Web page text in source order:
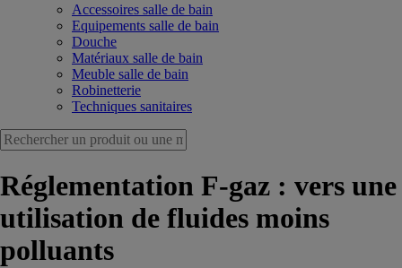
Accessoires salle de bain
Equipements salle de bain
Douche
Matériaux salle de bain
Meuble salle de bain
Robinetterie
Techniques sanitaires
Réglementation F-gaz : vers une
utilisation de fluides moins
polluants